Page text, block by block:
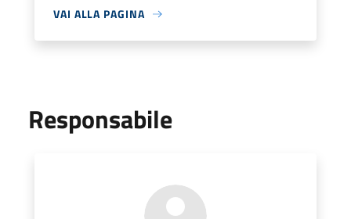
VAI ALLA PAGINA
Responsabile